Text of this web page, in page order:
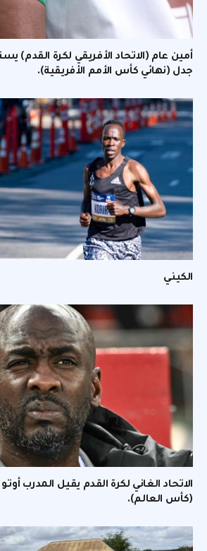
أمين عام (الاتحاد الأفريقي لكرة القدم)
جدل (نهائي كأس الأمم الأفريقية).
الكيني
(كأس العالم).